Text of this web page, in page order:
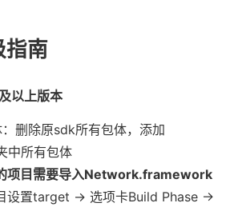
指南
以上版本
删除原sdk所有包体，添加
中所有包体
项目需要导入Network.framework
设置target -> 选项卡Build Phase ->